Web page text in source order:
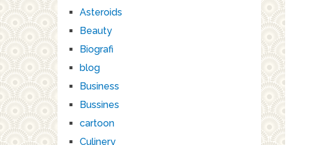
Asteroids
Beauty
Biografi
blog
Business
Bussines
cartoon
Culinery